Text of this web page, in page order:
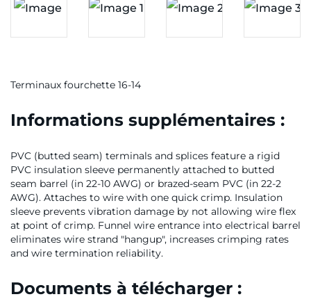
Terminaux fourchette 16-14
Informations supplémentaires :
PVC (butted seam) terminals and splices feature a rigid
PVC insulation sleeve permanently attached to butted
seam barrel (in 22-10 AWG) or brazed-seam PVC (in 22-2
AWG). Attaches to wire with one quick crimp. Insulation
sleeve prevents vibration damage by not allowing wire flex
at point of crimp. Funnel wire entrance into electrical barrel
eliminates wire strand "hangup", increases crimping rates
and wire termination reliability.
Documents à télécharger :